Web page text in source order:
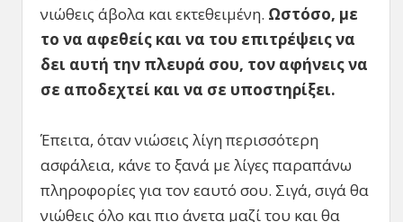
νιώθεις άβολα και εκτεθειμένη. Ωστόσο, με
το να αφεθείς και να του επιτρέψεις να
δει αυτή την πλευρά σου, τον αφήνεις να
σε αποδεχτεί και να σε υποστηρίξει.
Έπειτα, όταν νιώσεις λίγη περισσότερη
ασφάλεια, κάνε το ξανά με λίγες παραπάνω
πληροφορίες για τον εαυτό σου. Σιγά, σιγά θα
νιώθεις όλο και πιο άνετα μαζί του και θα